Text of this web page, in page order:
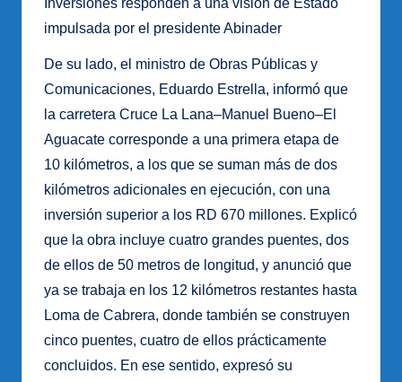
Inversiones responden a una visión de Estado
impulsada por el presidente Abinader
De su lado, el ministro de Obras Públicas y
Comunicaciones, Eduardo Estrella, informó que
la carretera Cruce La Lana–Manuel Bueno–El
Aguacate corresponde a una primera etapa de
10 kilómetros, a los que se suman más de dos
kilómetros adicionales en ejecución, con una
inversión superior a los RD 670 millones. Explicó
que la obra incluye cuatro grandes puentes, dos
de ellos de 50 metros de longitud, y anunció que
ya se trabaja en los 12 kilómetros restantes hasta
Loma de Cabrera, donde también se construyen
cinco puentes, cuatro de ellos prácticamente
concluidos. En ese sentido, expresó su